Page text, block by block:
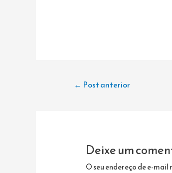
Navegação
← Post anterior
Deixe um
O seu endereço de e-